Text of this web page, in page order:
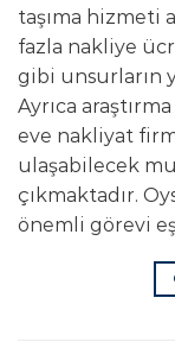
taşıma hizmeti
fazla nakliye
gibi unsurların
Ayrıca
eve nakliyat
ulaşabilecek
çıkmaktadır.
önemli görevi